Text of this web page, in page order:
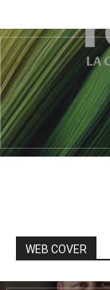
WEB COVER